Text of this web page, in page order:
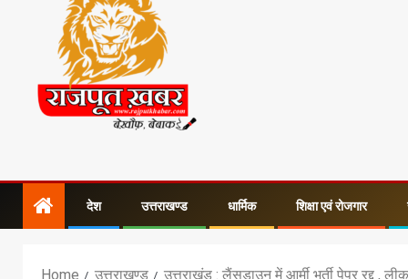
देश उत्तराखण्ड धार्मिक शिक्षा एवं रोजगार
Home उत्तराखण्ड उत्तराखंड : लैंसडाउन में आर्मी भर्ती पेपर रद्द ,